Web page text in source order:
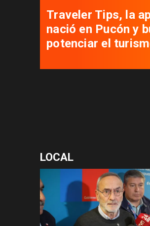
Autoridades se
desatar nudos
paralizados los
viviendas sociales
LOCAL